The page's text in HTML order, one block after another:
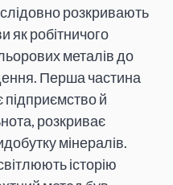
розкривають
як робітничого
металів до
Перша частина
підприємство й
розкриває
мінералів.
історію